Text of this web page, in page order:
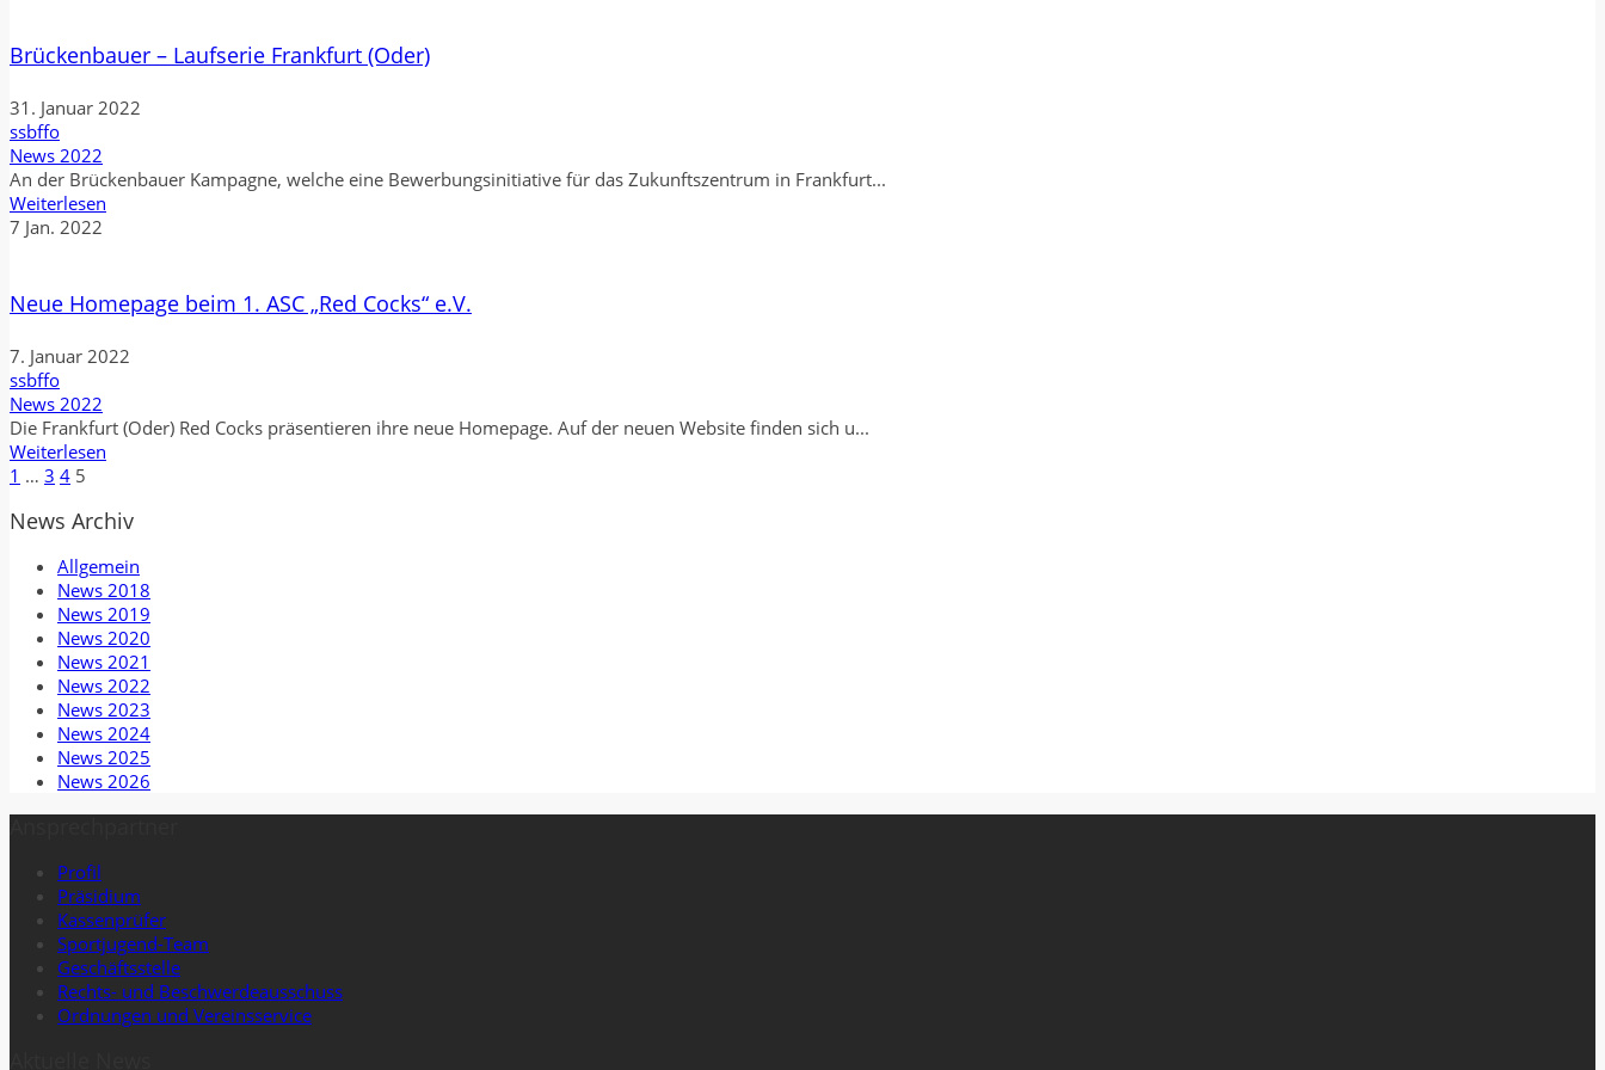
Brückenbauer – Laufserie Frankfurt (Oder)
31. Januar 2022
ssbffo
News 2022
An der Brückenbauer Kampagne, welche eine Bewerbungsinitiative für das Zukunftszentrum in Frankfurt...
Weiterlesen
7 Jan. 2022
Neue Homepage beim 1. ASC „Red Cocks“ e.V.
7. Januar 2022
ssbffo
News 2022
Die Frankfurt (Oder) Red Cocks präsentieren ihre neue Homepage. Auf der neuen Website finden sich u...
Weiterlesen
1 … 3 4 5
News Archiv
Allgemein
News 2018
News 2019
News 2020
News 2021
News 2022
News 2023
News 2024
News 2025
News 2026
Profil
Präsidium
Kassenprüfer
Sportjugend-Team
Geschäftsstelle
Rechts- und Beschwerdeausschuss
Ordnungen und Vereinsservice